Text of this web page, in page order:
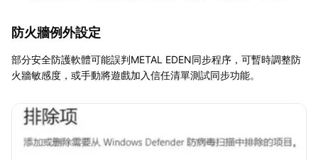
防火牆例外設定
部分安全防護軟體可能誤判METAL EDEN同步程序，可暫時調整防
火牆敏感度，或手動將遊戲加入信任清單測試同步功能。